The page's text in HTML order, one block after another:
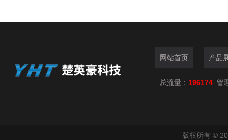
网站首页 产品
总流量： 196174 管
版权所有 ©